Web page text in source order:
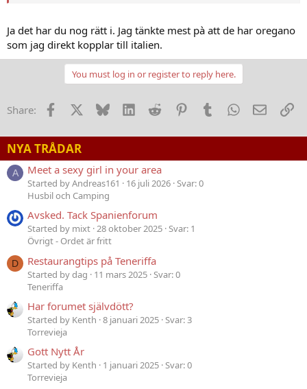
Ja det har du nog rätt i. Jag tänkte mest pà att de har oregano
som jag direkt kopplar till italien.
You must log in or register to reply here.
Share: Facebook Bluesky LinkedInReddit PinterestTumblrWhatsApp
E-post
NYA TRÅDAR
A Meet a sexy girl in your area
Started by Andreas161 16 juli 2026 Svar: 0
Husbil och Camping
Avsked. Tack Spanienforum
Started by mixt 28 oktober 2025 Svar: 1
Övrigt - Ordet är fritt
D Restaurangtips på Teneriffa
Started by dag 11 mars 2025 Svar: 0
Teneriffa
Har forumet självdött?
Started by Kenth 8 januari 2025 Svar: 3
Torrevieja
Gott Nytt År
Started by Kenth 1 januari 2025 Svar: 0
Torrevieja